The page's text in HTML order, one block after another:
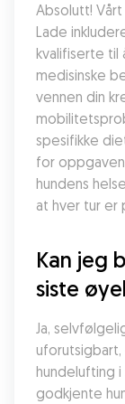
Absolutt!
Lade
kvalifiserte til
medisinske
vennen din
spesifikke
for
hundens
at hver tur er
Kan jeg
siste
Ja,
hundelufting
godkjente